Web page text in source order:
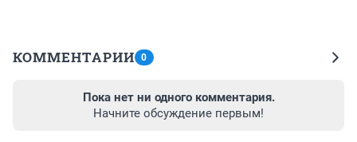
КОММЕНТАРИИ 0
Пока нет ни одного комментария.
Начните обсуждение первым!